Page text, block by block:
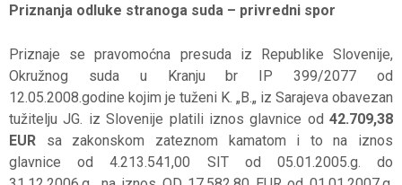
Priznanja odluke stranoga suda – privredni spor
Priznaje se pravomoćna presuda iz Republike Slovenije,
Okružnog suda u Kranju br IP 399/2077 od
12.05.2008.godine kojim je tuženi K. „B.„ iz Sarajeva obavezan
tužitelju JG. iz Slovenije platili iznos glavnice od 42.709,38
EUR sa zakonskom zateznom kamatom i to na iznos
glavnice od 4.213.541,00 SIT od 05.01.2005.g. do